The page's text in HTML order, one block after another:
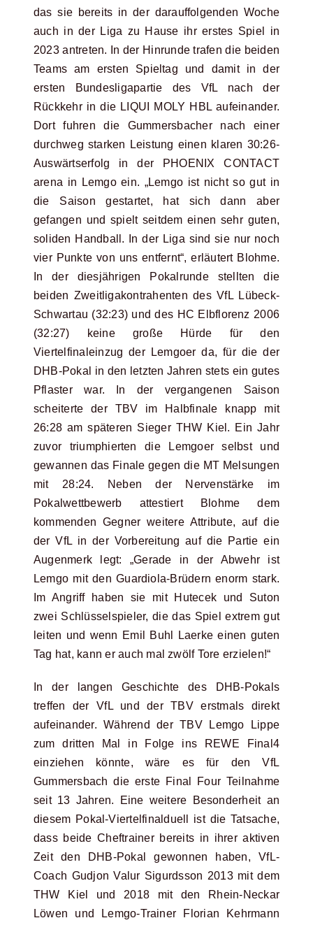
das sie bereits in der darauffolgenden Woche
auch in der Liga zu Hause ihr erstes Spiel in
2023 antreten. In der Hinrunde trafen die beiden
Teams am ersten Spieltag und damit in der
ersten Bundesligapartie des VfL nach der
Rückkehr in die LIQUI MOLY HBL aufeinander.
Dort fuhren die Gummersbacher nach einer
durchweg starken Leistung einen klaren 30:26-
Auswärtserfolg in der PHOENIX CONTACT
arena in Lemgo ein. „Lemgo ist nicht so gut in
die Saison gestartet, hat sich dann aber
gefangen und spielt seitdem einen sehr guten,
soliden Handball. In der Liga sind sie nur noch
vier Punkte von uns entfernt“, erläutert Blohme.
In der diesjährigen Pokalrunde stellten die
beiden Zweitligakontrahenten des VfL Lübeck-
Schwartau (32:23) und des HC Elbflorenz 2006
(32:27) keine große Hürde für den
Viertelfinaleinzug der Lemgoer da, für die der
DHB-Pokal in den letzten Jahren stets ein gutes
Pflaster war. In der vergangenen Saison
scheiterte der TBV im Halbfinale knapp mit
26:28 am späteren Sieger THW Kiel. Ein Jahr
zuvor triumphierten die Lemgoer selbst und
gewannen das Finale gegen die MT Melsungen
mit 28:24. Neben der Nervenstärke im
Pokalwettbewerb attestiert Blohme dem
kommenden Gegner weitere Attribute, auf die
der VfL in der Vorbereitung auf die Partie ein
Augenmerk legt: „Gerade in der Abwehr ist
Lemgo mit den Guardiola-Brüdern enorm stark.
Im Angriff haben sie mit Hutecek und Suton
zwei Schlüsselspieler, die das Spiel extrem gut
leiten und wenn Emil Buhl Laerke einen guten
Tag hat, kann er auch mal zwölf Tore erzielen!“
In der langen Geschichte des DHB-Pokals
treffen der VfL und der TBV erstmals direkt
aufeinander. Während der TBV Lemgo Lippe
zum dritten Mal in Folge ins REWE Final4
einziehen könnte, wäre es für den VfL
Gummersbach die erste Final Four Teilnahme
seit 13 Jahren. Eine weitere Besonderheit an
diesem Pokal-Viertelfinalduell ist die Tatsache,
dass beide Cheftrainer bereits in ihrer aktiven
Zeit den DHB-Pokal gewonnen haben, VfL-
Coach Gudjon Valur Sigurdsson 2013 mit dem
THW Kiel und 2018 mit den Rhein-Neckar
Löwen und Lemgo-Trainer Florian Kehrmann